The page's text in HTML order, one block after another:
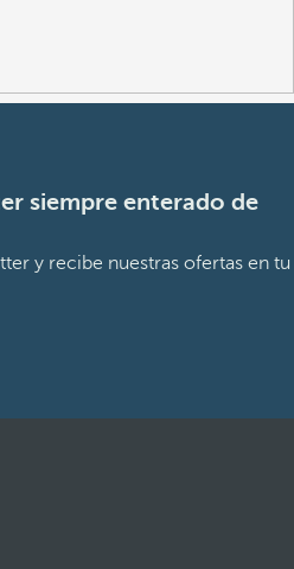
siempre enterado de
y recibe nuestras ofertas en tu